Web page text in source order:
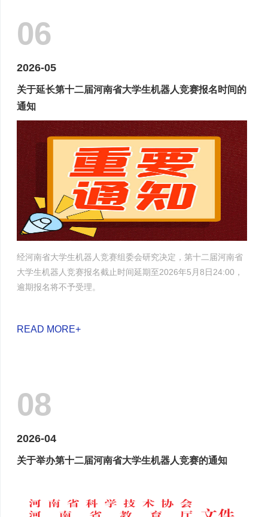
06
2026-05
关于延长第十二届河南省大学生机器人竞赛报名时间的
通知
经河南省大学生机器人竞赛组委会研究决定，第十二届河南省
大学生机器人竞赛报名截止时间延期至2026年5月8日24:00，
逾期报名将不予受理。
READ MORE+
08
2026-04
关于举办第十二届河南省大学生机器人竞赛的通知